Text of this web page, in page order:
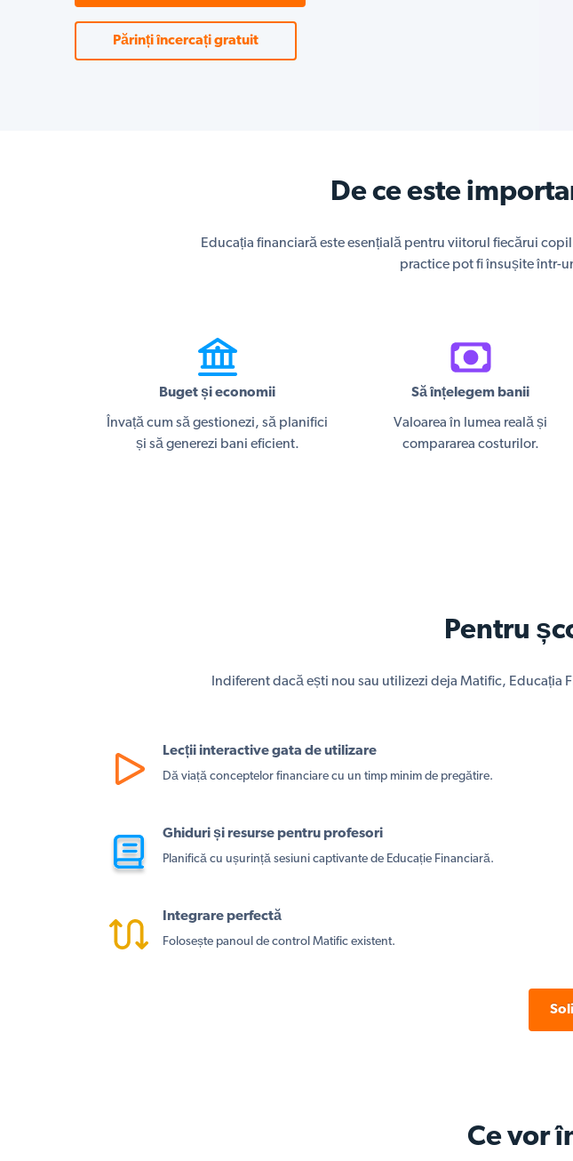
Părinți încercați gratuit
De ce este
Educația financiară este esențială pentru viitorul fiecărui
practice pot fi însușite într-
Buget și economii
Învață cum să gestionezi, să planifici
și să generezi bani eficient.
Să înțelegem banii
Valoarea în lumea reală și
compararea costurilor.
Pentru
Indiferent dacă ești nou sau utilizezi deja Matific, Educația
Lecții interactive gata de utilizare
Dă viață conceptelor financiare cu un timp minim de pregătire.
Ghiduri și resurse pentru profesori
Planifică cu ușurință sesiuni captivante de Educație Financiară.
Integrare perfectă
Folosește panoul de control Matific existent.
Ce vor